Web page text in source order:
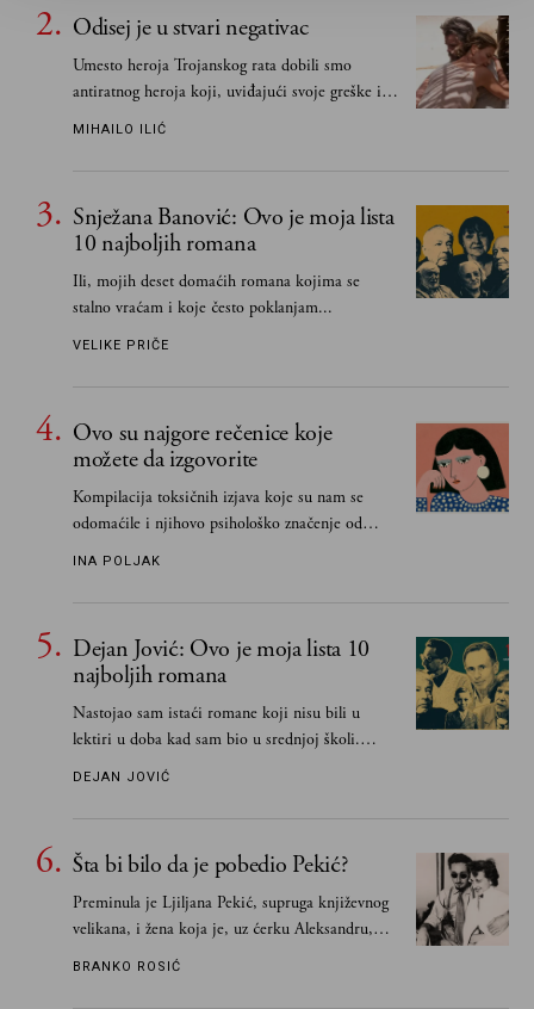
Odisej je u stvari negativac
Umesto heroja Trojanskog rata dobili smo
antiratnog heroja koji, uviđajući svoje greške i
učeći na njima, shvata da postoje stvari koje su
MIHAILO ILIĆ
Snježana Banović: Ovo je moja lista
10 najboljih romana
Ili, mojih deset domaćih romana kojima se
stalno vraćam i koje često poklanjam...
VELIKE PRIČE
Ovo su najgore rečenice koje
možete da izgovorite
Kompilacija toksičnih izjava koje su nam se
odomaćile i njihovo psihološko značenje od
INA POLJAK
Dejan Jović: Ovo je moja lista 10
najboljih romana
Nastojao sam istaći romane koji nisu bili u
lektiri u doba kad sam bio u srednjoj školi.
Smatrao sam da su "klasici" već dovoljno
DEJAN JOVIĆ
Šta bi bilo da je pobedio Pekić?
Preminula je Ljiljana Pekić, supruga književnog
velikana, i žena koja je, uz ćerku Aleksandru,
vodila računa o zaostavštini pisca. Ovu priču o
BRANKO ROSIĆ